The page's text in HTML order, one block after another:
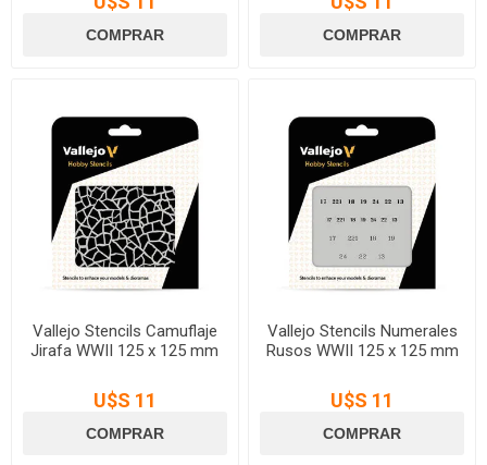
Vallejo Stencils Camuflaje
Jirafa WWII 125 x 125 mm
U$S 11
Vallejo Stencils Numerales
Rusos WWII 125 x 125 mm
U$S 11